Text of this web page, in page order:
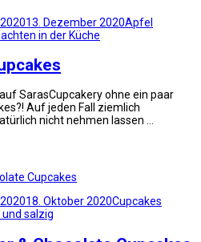
13. Dezember 2020Apfel
in der Küche
SarasCupcakery ohne ein paar
Auf jeden Fall ziemlich
nicht nehmen lassen …
18. Oktober 2020Cupcakes
salzig